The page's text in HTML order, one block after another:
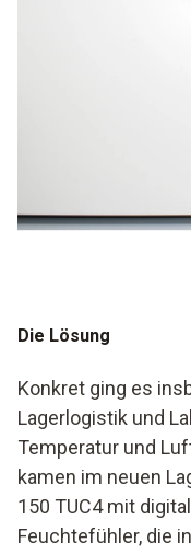
Die Lösung
Konkret ging es
Lagerlogistik und
Temperatur und
kamen im neuen
150 TUC4 mit
Feuchtefühler, die